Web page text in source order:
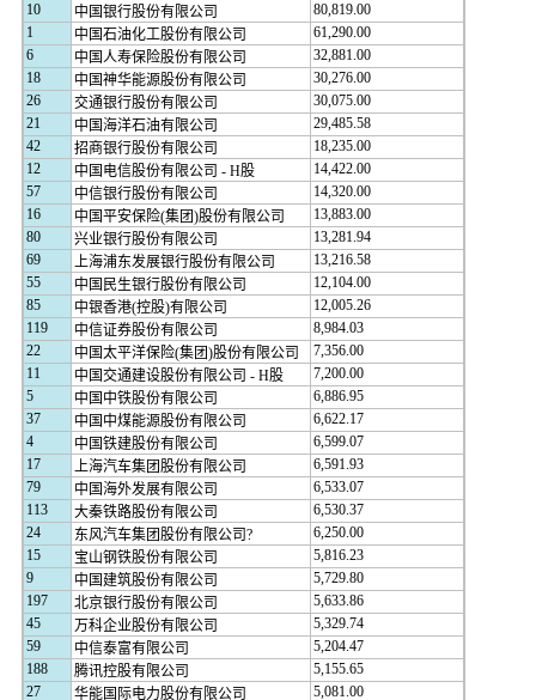
10
中国银行股份有限公司
80,819.00
1
中国石油化工股份有限公司
61,290.00
6
中国人寿保险股份有限公司
32,881.00
18
中国神华能源股份有限公司
30,276.00
26
交通银行股份有限公司
30,075.00
21
中国海洋石油有限公司
29,485.58
42
招商银行股份有限公司
18,235.00
12
中国电信股份有限公司 - H股
14,422.00
57
中信银行股份有限公司
14,320.00
16
中国平安保险(集团)股份有限公司
13,883.00
80
兴业银行股份有限公司
13,281.94
69
上海浦东发展银行股份有限公司
13,216.58
55
中国民生银行股份有限公司
12,104.00
85
中银香港(控股)有限公司
12,005.26
119
中信证券股份有限公司
8,984.03
22
中国太平洋保险(集团)股份有限公司
7,356.00
11
中国交通建设股份有限公司 - H股
7,200.00
5
中国中铁股份有限公司
6,886.95
37
中国中煤能源股份有限公司
6,622.17
4
中国铁建股份有限公司
6,599.07
17
上海汽车集团股份有限公司
6,591.93
79
中国海外发展有限公司
6,533.07
113
大秦铁路股份有限公司
6,530.37
24
东风汽车集团股份有限公司?
6,250.00
15
宝山钢铁股份有限公司
5,816.23
9
中国建筑股份有限公司
5,729.80
197
北京银行股份有限公司
5,633.86
45
万科企业股份有限公司
5,329.74
59
中信泰富有限公司
5,204.47
188
腾讯控股有限公司
5,155.65
27
华能国际电力股份有限公司
5,081.00